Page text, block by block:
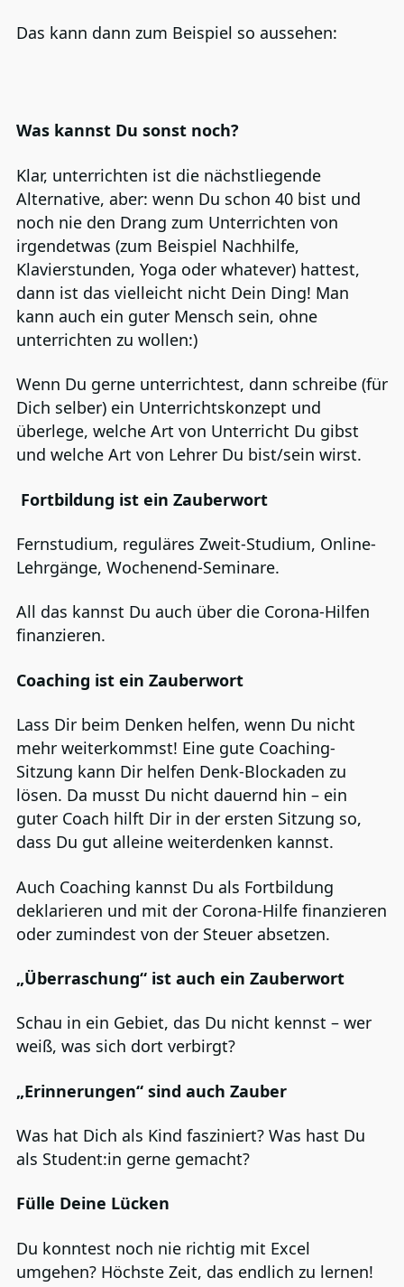
Das kann dann zum Beispiel so aussehen:
Was kannst Du sonst noch?
Klar, unterrichten ist die nächstliegende
Alternative, aber: wenn Du schon 40 bist und
noch nie den Drang zum Unterrichten von
irgendetwas (zum Beispiel Nachhilfe,
Klavierstunden, Yoga oder whatever) hattest,
dann ist das vielleicht nicht Dein Ding! Man
kann auch ein guter Mensch sein, ohne
unterrichten zu wollen:)
Wenn Du gerne unterrichtest, dann schreibe (für
Dich selber) ein Unterrichtskonzept und
überlege, welche Art von Unterricht Du gibst
und welche Art von Lehrer Du bist/sein wirst.
Fortbildung ist ein Zauberwort
Fernstudium, reguläres Zweit-Studium, Online-
Lehrgänge, Wochenend-Seminare.
All das kannst Du auch über die Corona-Hilfen
finanzieren.
Coaching ist ein Zauberwort
Lass Dir beim Denken helfen, wenn Du nicht
mehr weiterkommst! Eine gute Coaching-
Sitzung kann Dir helfen Denk-Blockaden zu
lösen. Da musst Du nicht dauernd hin – ein
guter Coach hilft Dir in der ersten Sitzung so,
dass Du gut alleine weiterdenken kannst.
Auch Coaching kannst Du als Fortbildung
deklarieren und mit der Corona-Hilfe finanzieren
oder zumindest von der Steuer absetzen.
„Überraschung“ ist auch ein Zauberwort
Schau in ein Gebiet, das Du nicht kennst – wer
weiß, was sich dort verbirgt?
„Erinnerungen“ sind auch Zauber
Was hat Dich als Kind fasziniert? Was hast Du
als Student:in gerne gemacht?
Fülle Deine Lücken
Du konntest noch nie richtig mit Excel
umgehen? Höchste Zeit, das endlich zu lernen!